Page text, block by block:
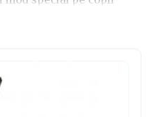
de acest tip este faptul
pentru copiii de vârstă
lucru îi face să fie
propusă.